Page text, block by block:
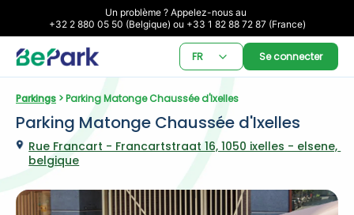
Un problème ? Appelez-nous au
+32 2 880 05 50 (Belgique) ou +33 1 82 88 72 87 (France)
FR Se connecter
Parkings > Parking Matonge Chaussée d'Ixelles
Parking Matonge Chaussée d'Ixelles
Rue Francart - Francartstraat 16, 1050 ixelles - elsene,
belgique